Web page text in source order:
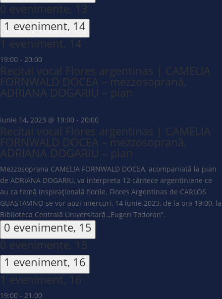
0 evenimente, 13
1 eveniment, 14
1 eveniment, 14
19:00 - 20:00
Recital vocal Flores argentinas | CAMELIA
FORNWALD DOCEA – mezzosoprană,
ADRIANA DOGARIU – pian
iunie 14, 2023 @ 19:00 - 20:00
Recital vocal Flores argentinas | CAMELIA
FORNWALD DOCEA – mezzosoprană,
ADRIANA DOGARIU – pian
Mezzosoprana CAMELIA FORNWALD DOCEA, acompaniată la pian
de ADRIANA DOGARIU, va interpreta 12 cântece argentiniene ce
au ca temă inspirațională florile. Flores Argentinas de CARLOS
GUASTAVINO se vor auzi miercuri, 14 iunie 2023, de la ora 19:00, la
Biblioteca Centrală Universitară „Eugen Todoran”.
0 evenimente, 15
0 evenimente, 15
1 eveniment, 16
1 eveniment, 16
19:00 - 21:00